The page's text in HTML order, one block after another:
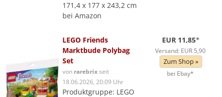
171,4 x 177 x 243,2 cm
bei Amazon
LEGO Friends
Marktbude Polybag
Set
von rarebrixseit
18.06.2026, 20:09 Uhr
Produktgruppe: LEGO
EUR 11,85*
Versand: EUR 5,90
Zum Shop »
bei Ebay*